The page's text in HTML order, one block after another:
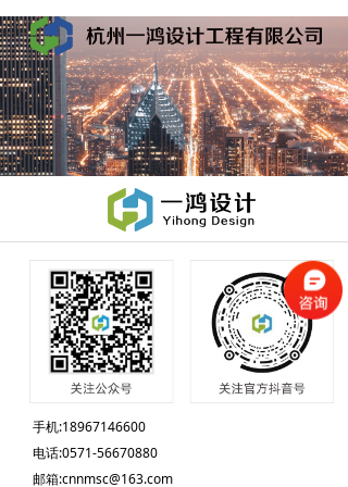
手机:18967146600
电话:0571-56670880
邮箱:cnnmsc@163.com